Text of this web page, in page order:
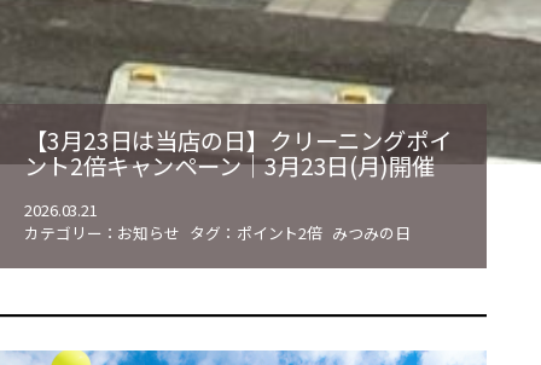
【3月23日は当店の日】クリーニングポイ
ント2倍キャンペーン｜3月23日(月)開催
2026.03.21
カテゴリー： お知らせ タグ： ポイント2倍 みつみの日